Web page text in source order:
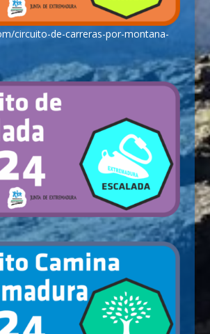
circuito-de-carreras-por-montana-